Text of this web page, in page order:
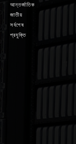
আন্তর্জাতিক
জাতীয়
সর্বশেষ
প্রযুক্তি